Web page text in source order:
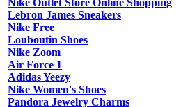
Nike Outlet Store Online Shopping
Lebron James Sneakers
Nike Free
Louboutin Shoes
Nike Zoom
Air Force 1
Adidas Yeezy
Nike Women's Shoes
Pandora Jewelry Charms